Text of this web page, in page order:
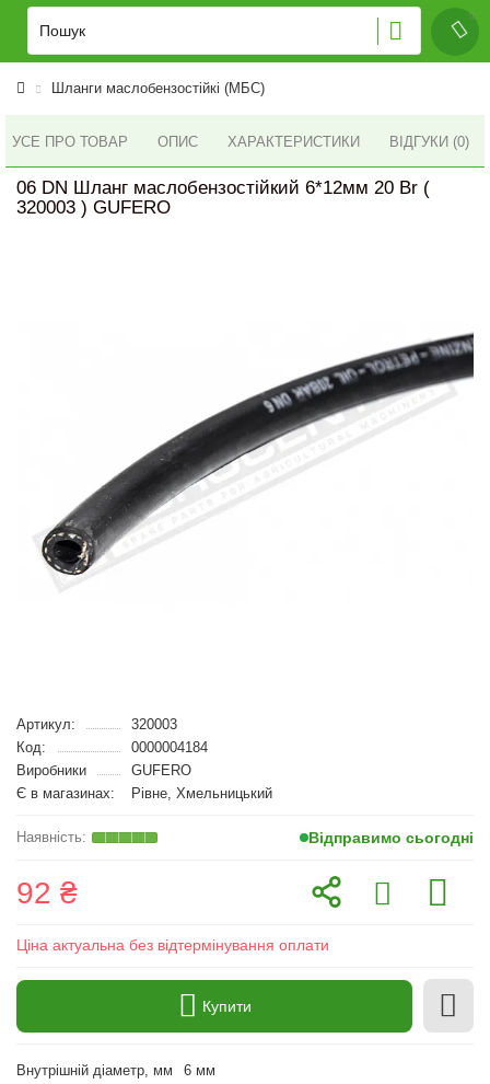
Шланги маслобензостійкі (МБС)
УСЕ ПРО ТОВАР ОПИС ХАРАКТЕРИСТИКИ ВІДГУКИ (0)
06 DN Шланг маслобензостійкий 6*12мм 20 Br (
320003 ) GUFERO
Артикул:
320003
Код:
0000004184
Виробники
GUFERO
Є в магазинах:
Рівне, Хмельницький
Відправимо сьогодні
92 ₴
Ціна актуальна без відтермінування оплати
Купити
Внутрішній діаметр, мм
6 мм